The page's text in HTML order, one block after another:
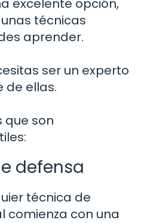
excelente opción,
técnicas
aprender.
ser un experto
de ellas.
que son
defensa
técnica de
comienza con una